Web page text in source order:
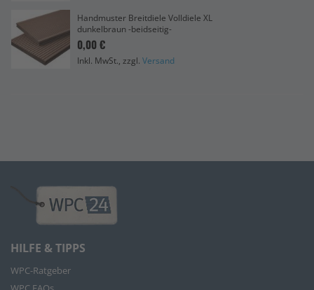
Handmuster Breitdiele Volldiele XL
dunkelbraun -beidseitig-
0,00 €
Inkl. MwSt., zzgl. Versand
HILFE & TIPPS
WPC-Ratgeber